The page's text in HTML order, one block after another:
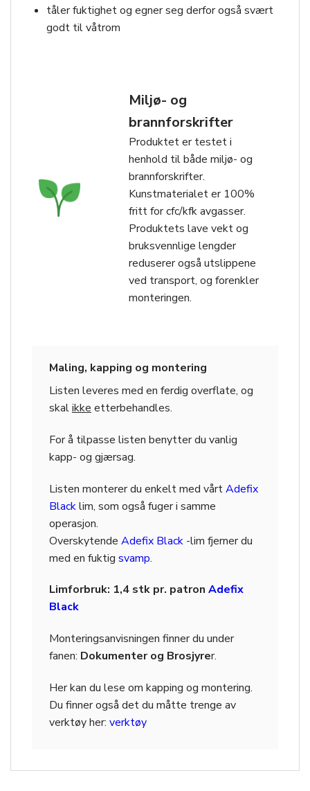
tåler fuktighet og egner seg derfor også svært
godt til våtrom
Miljø- og
brannforskrifter
Produktet er testet i
henhold til både miljø- og
brannforskrifter.
Kunstmaterialet er 100%
fritt for cfc/kfk avgasser.
Produktets lave vekt og
bruksvennlige lengder
reduserer også utslippene
ved transport, og forenkler
monteringen.
Maling, kapping og montering
Listen leveres med en ferdig overflate, og
skalikke etterbehandles.
For å tilpasse listen benytter du vanlig
kapp- og gjærsag.
Listen monterer du enkelt med vårtAdefix
Blacklim, som også fuger i samme
operasjon.
Overskytende Adefix Black -lim fjerner du
med en fuktig svamp.
Limforbruk: 1,4 stk pr. patron Adefix
Black
Monteringsanvisningen finner du under
fanen: Dokumenter og Brosjyrer.
Her kan du lese om kapping og montering.
Du finner også det du måtte trenge av
verktøy her: verktøy